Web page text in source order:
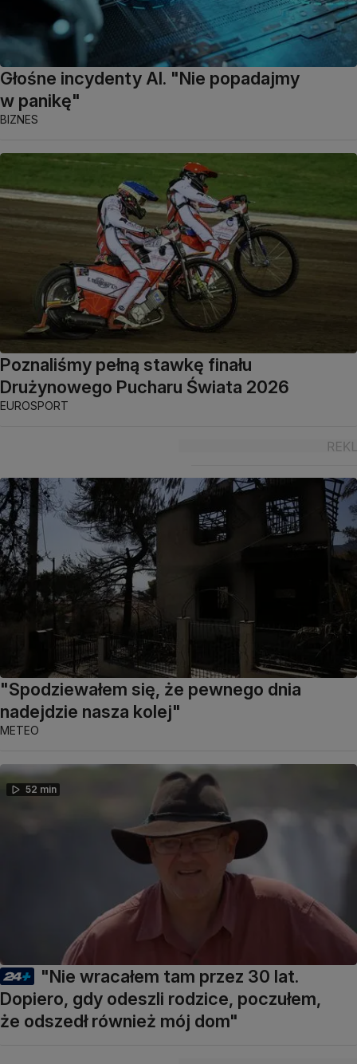
Głośne incydenty AI. "Nie popadajmy
w panikę"
BIZNES
Poznaliśmy pełną stawkę finału
Drużynowego Pucharu Świata 2026
EUROSPORT
"Spodziewałem się, że pewnego dnia
nadejdzie nasza kolej"
METEO
52 min
"Nie wracałem tam przez 30 lat.
Dopiero, gdy odeszli rodzice, poczułem,
że odszedł również mój dom"